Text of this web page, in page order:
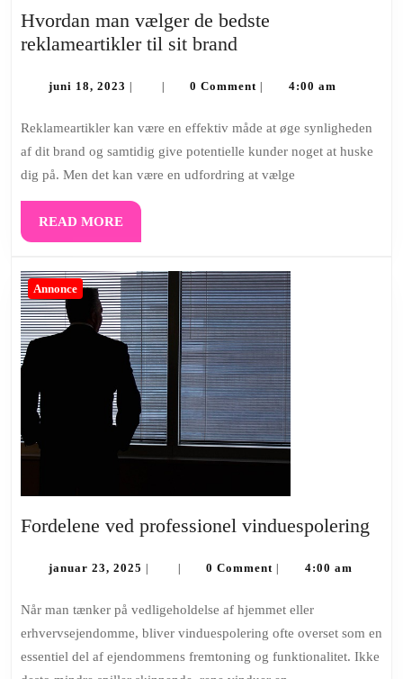
Hvordan man vælger de bedste
reklameartikler til sit brand
vælger
bedste
reklameartikler
til
juni 18, 2023 juni
| | 0 Comment | 4:00 am
Reklameartikler kan være en effektiv måde at øge synligheden
af dit brand og samtidig give potentielle kunder noget at huske
dig på. Men det kan være en udfordring at vælge
READ MOREREAD
MORE
Annonce
Fordelene ved professionel vinduespolering
januar 23, 2025 januar
| | 0 Comment | 4:00 am
Når man tænker på vedligeholdelse af hjemmet eller
erhvervsejendomme, bliver vinduespolering ofte overset som en
essentiel del af ejendommens fremtoning og funktionalitet. Ikke